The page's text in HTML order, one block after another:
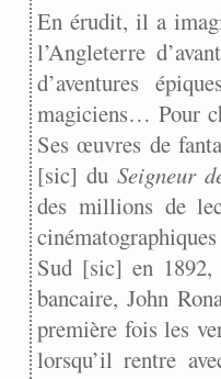
En érudit, il a
l’Angleterre
d’aventures
magiciens… Pour
Ses œuvres de
[sic] du Seigneur
des millions de
Sud [sic] en 1892,
bancaire, John
première fois les
lorsqu’il rentre